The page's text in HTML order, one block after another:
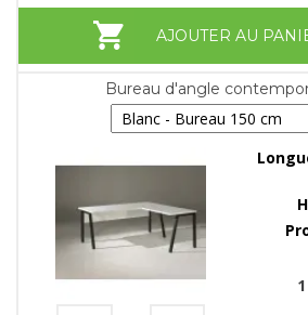
AJOUTER AU
Bureau d'angle